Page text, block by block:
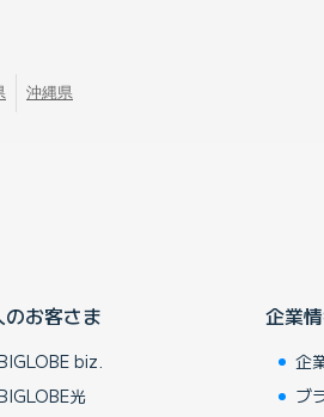
沖縄県
のお客さま
biz.
光
企業
企
ブ